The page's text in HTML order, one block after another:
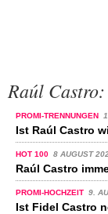
Raúl
PROMI-TRENNUNGEN
Ist Raúl Castro
HOT 100 8 AUGUST
Raúl Castro
PROMI-HOCHZEIT 9.
Ist Fidel Castro